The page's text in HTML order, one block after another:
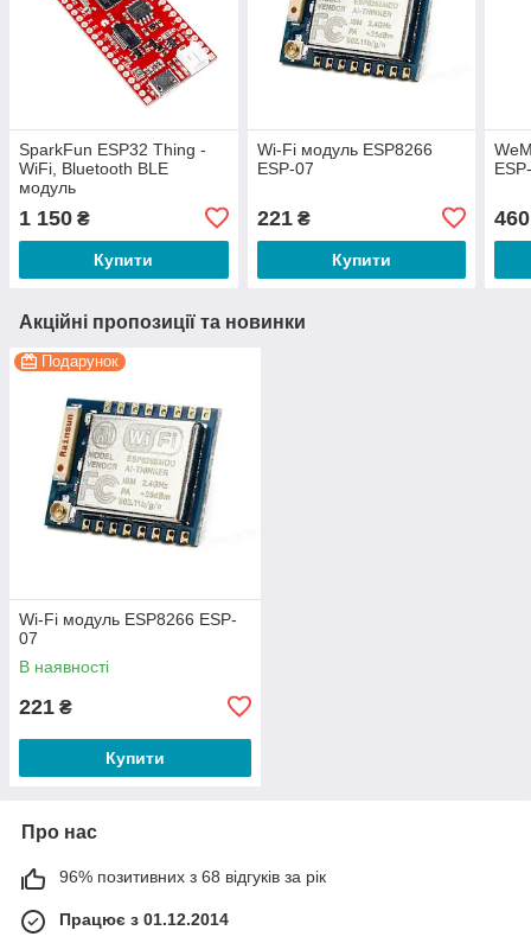
SparkFun ESP32 Thing -
WiFi, Bluetooth BLE
модуль
1 150 ₴
Купити
Wi-Fi модуль ESP8266
ESP-07
221₴
Купити
460
Акційні пропозиції та новинки
Подарунок
Wi-Fi модуль ESP8266 ESP-
07
В наявності
221 ₴
Купити
Про нас
96% позитивних з 68 відгуків за рік
Працює з 01.12.2014